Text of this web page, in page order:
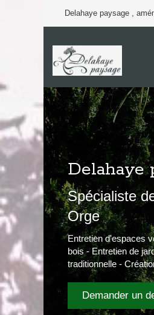
Delahaye paysage ,
Delahaye
Spécialiste
Orge
Entretien d'espaces
bois - Entretien de
traditionnelle -
Demander un